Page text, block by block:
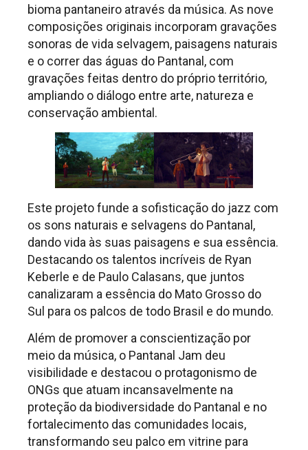
bioma pantaneiro através da música. As nove
composições originais incorporam gravações
sonoras de vida selvagem, paisagens naturais
e o correr das águas do Pantanal, com
gravações feitas dentro do próprio território,
ampliando o diálogo entre arte, natureza e
conservação ambiental.
Este projeto funde a sofisticação do jazz com
os sons naturais e selvagens do Pantanal,
dando vida às suas paisagens e sua essência.
Destacando os talentos incríveis de Ryan
Keberle e de Paulo Calasans, que juntos
canalizaram a essência do Mato Grosso do
Sul para os palcos de todo Brasil e do mundo.
Além de promover a conscientização por
meio da música, o Pantanal Jam deu
visibilidade e destacou o protagonismo de
ONGs que atuam incansavelmente na
proteção da biodiversidade do Pantanal e no
fortalecimento das comunidades locais,
transformando seu palco em vitrine para